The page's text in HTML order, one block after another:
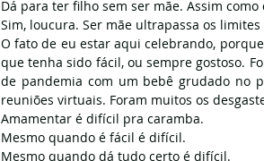
Dá para ter filho sem ser mãe. Assim
Sim, loucura. Ser mãe ultrapassa os
O fato de eu estar aqui celebrando,
que tenha sido fácil, ou sempre gostoso.
de pandemia com um bebê grudado no
reuniões virtuais. Foram muitos os
Amamentar é difícil pra caramba.
Mesmo quando é fácil é difícil.
Mesmo quando dá tudo certo é difícil.